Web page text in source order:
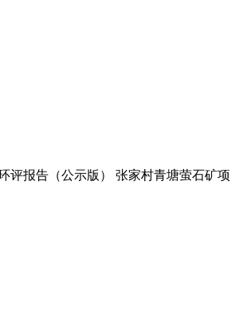
评报告（公示版） 张家村青塘萤石矿项